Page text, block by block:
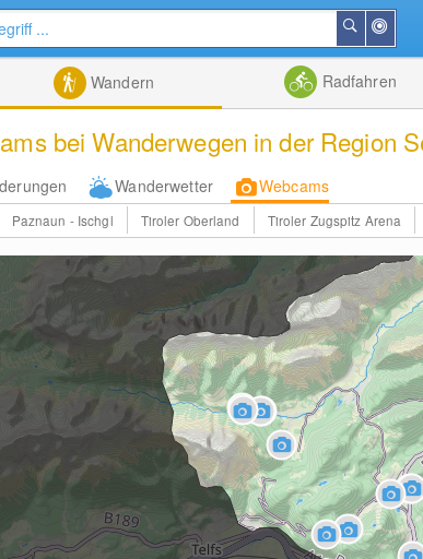
der
Suchen
Wandern Radfahren
bei Wanderwegen in der Region
Wanderwetter Webcams
Paznaun - Ischgl Tiroler Oberland Tiroler Zugspitz Arena